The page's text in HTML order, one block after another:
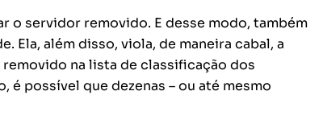
o servidor removido. E desse modo, também
além disso, viola, de maneira cabal, a
removido na lista de classificação dos
possível que dezenas – ou até mesmo